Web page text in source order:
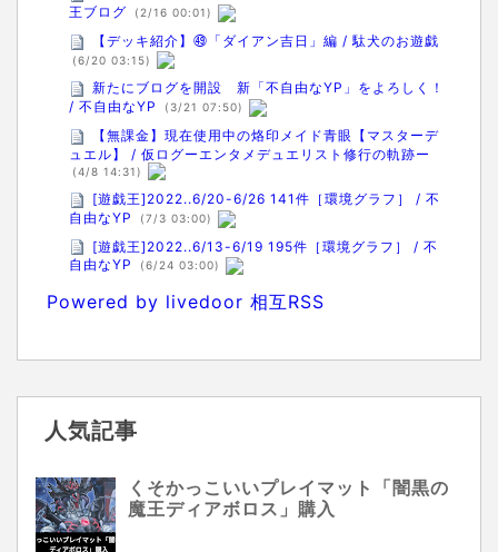
王ブログ
(2/16 00:01)
【デッキ紹介】㊾「ダイアン吉日」編 / 駄犬のお遊戯
(6/20 03:15)
新たにブログを開設 新「不自由なYP」をよろしく！
/ 不自由なYP
(3/21 07:50)
【無課金】現在使用中の烙印メイド青眼【マスターデ
ュエル】 / 仮ログーエンタメデュエリスト修行の軌跡ー
(4/8 14:31)
[遊戯王]2022..6/20-6/26 141件［環境グラフ］ / 不
自由なYP
(7/3 03:00)
[遊戯王]2022..6/13-6/19 195件［環境グラフ］ / 不
自由なYP
(6/24 03:00)
Powered by livedoor 相互RSS
人気記事
くそかっこいいプレイマット「闇黒の
魔王ディアボロス」購入